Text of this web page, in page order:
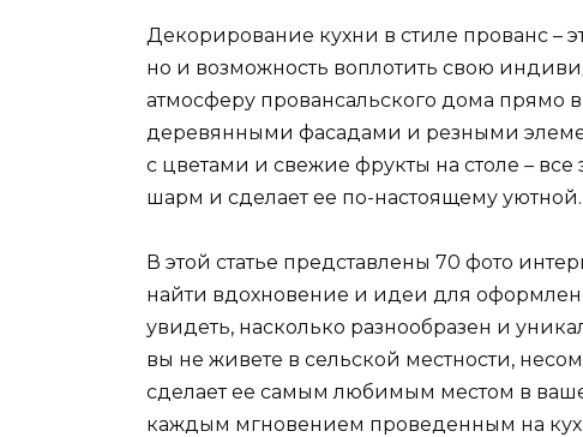
Декорирование кухни в стиле прованс –
но и возможность воплотить свою
атмосферу провансальского дома прямо
деревянными фасадами и резными
с цветами и свежие фрукты на столе –
шарм и сделает ее по-настоящему уютной.
В этой статье представлены 70 фото
найти вдохновение и идеи для
увидеть, насколько разнообразен и
вы не живете в сельской местности,
сделает ее самым любимым местом в
каждым мгновением проведенным на